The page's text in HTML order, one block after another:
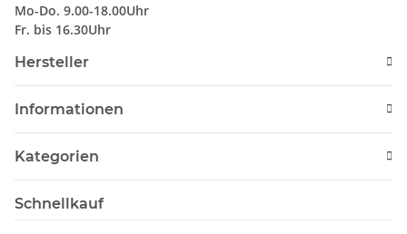
Mo-Do. 9.00-18.00Uhr
Fr. bis 16.30Uhr
Hersteller
Informationen
Kategorien
Schnellkauf